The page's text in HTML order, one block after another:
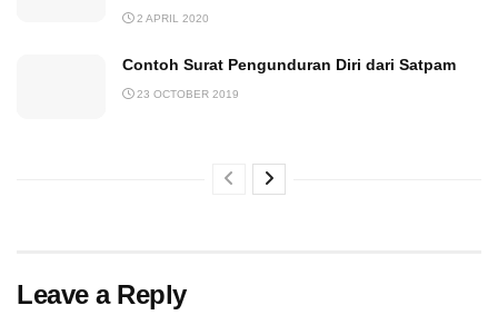
2 APRIL 2020
Contoh Surat Pengunduran Diri dari Satpam
23 OCTOBER 2019
Leave a Reply